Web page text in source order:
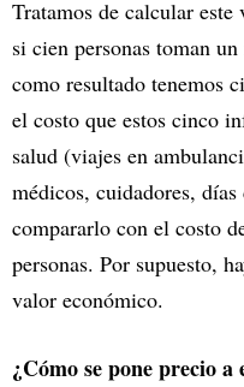
Tratamos de calcular
si cien personas toman
como resultado tenemos
el costo que estos cinco
salud (viajes en
médicos, cuidadores,
compararlo con el costo
personas. Por supuesto,
valor económico.
¿Cómo se pone precio